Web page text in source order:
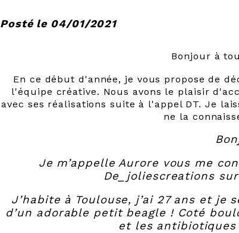
Posté le 04/01/2021
Bonjour à
En ce début d'année, je vous propose de
l'équipe créative. Nous avons le plaisir
avec ses réalisations suite à l'appel DT. Je
ne la
Je m’appelle Aurore vous me
De_joliescreations
J’habite à Toulouse, j’ai 27 ans et
d’un adorable petit beagle ! Coté
et les antibiotiques